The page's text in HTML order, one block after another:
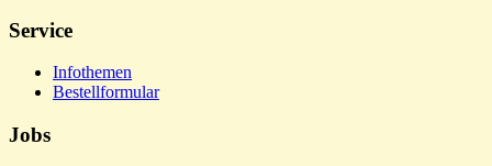
Service
Infothemen
Bestellformular
Jobs